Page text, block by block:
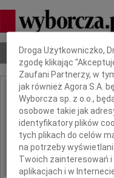
Nekrologi Odeszli
IMIĘ I NAZWISKO:
REGION:
DATA EMISJI:
Dbamy o Twoją
Droga Użytkowniczko,
zgodę klikając
Zaufani Partnerzy, w
jak również Agora S.A.
Wyborcza sp. z o.o.,
osobowe takie jak
identyfikatory plików
tych plikach do celów
na potrzeby
Twoich zainteresowań
aplikacjach i w